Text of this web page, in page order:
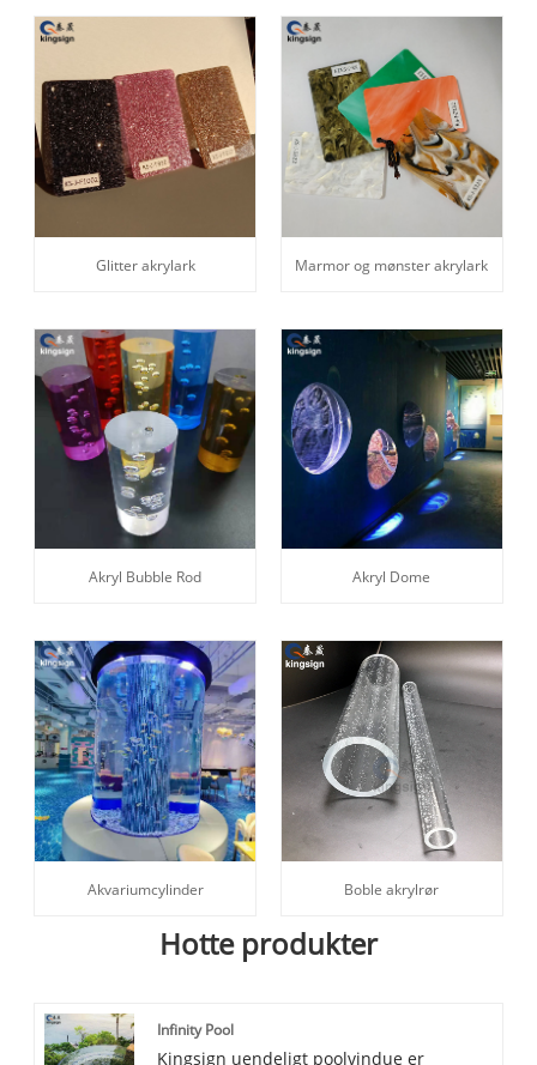
Glitter akrylark Marmor og mønster akrylark
Akryl Bubble Rod Akryl Dome
Akvariumcylinder Boble akrylrør
Hotte produkter
Infinity Pool
Kingsign uendeligt poolvindue er